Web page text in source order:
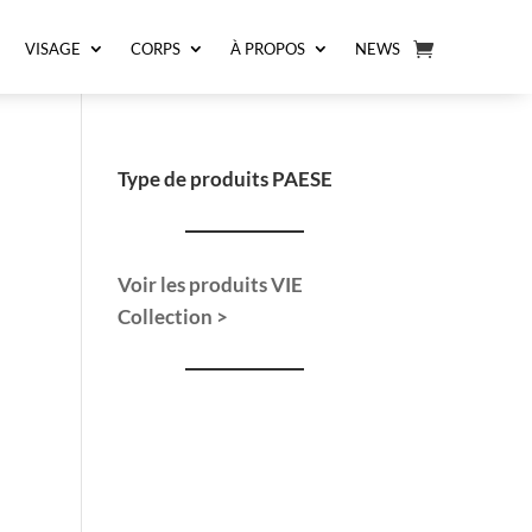
VISAGE CORPS À PROPOS NEWS
Type de produits PAESE
Voir les produits VIE
Collection >